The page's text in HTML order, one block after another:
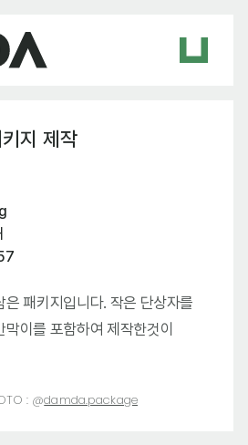
지 제작
은 패키지입니다. 작은 단상자를
이를 포함하여 제작한것이
: @damda.package